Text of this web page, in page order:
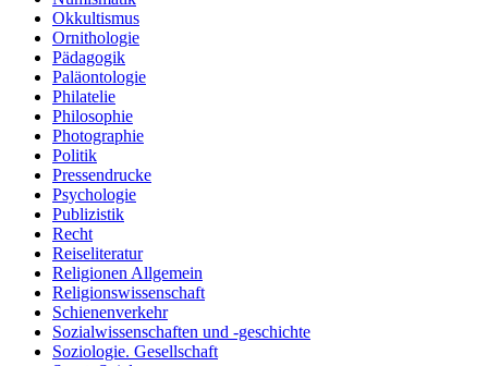
Okkultismus
Ornithologie
Pädagogik
Paläontologie
Philatelie
Philosophie
Photographie
Politik
Pressendrucke
Psychologie
Publizistik
Recht
Reiseliteratur
Religionen Allgemein
Religionswissenschaft
Schienenverkehr
Sozialwissenschaften und -geschichte
Soziologie. Gesellschaft